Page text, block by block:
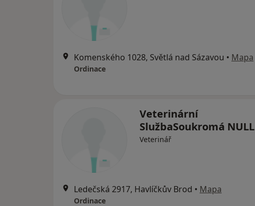
Komenského 1028, Světlá nad Sázavou • Mapa
Ordinace
Veterinární
SlužbaSoukromá NULL
Veterinář
Ledečská 2917, Havlíčkův Brod • Mapa
Ordinace